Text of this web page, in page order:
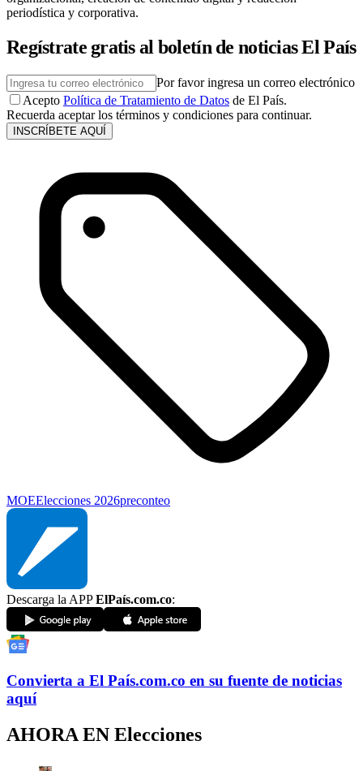
periodística y corporativa.
Regístrate gratis al boletín de noticias El País
Por favor ingresa un correo electrónico
Acepto Política de Tratamiento de Datos de El País.
Recuerda aceptar los términos y condiciones para continuar.
INSCRÍBETE AQUÍ
MOEElecciones 2026preconteo
Descarga la APPElPaís.com.co:
Convierta a El País.com.co en su fuente de noticias
aquí
AHORA EN Elecciones